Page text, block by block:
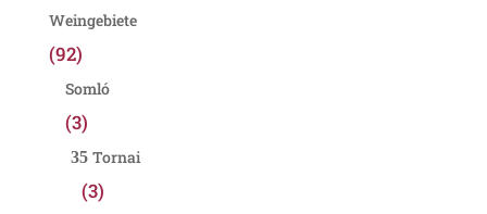
Weingebiete
(92)
Somló
(3)
Tornai
(3)